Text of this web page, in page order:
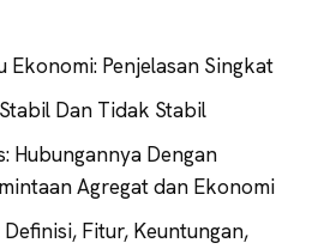
Ekonomi: Penjelasan Singkat
Dan Tidak Stabil
Hubungannya Dengan
Agregat dan Ekonomi
Fitur, Keuntungan,